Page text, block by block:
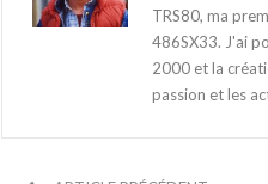
TRS80, ma
486SX33. J'ai
2000 et la
passion et les